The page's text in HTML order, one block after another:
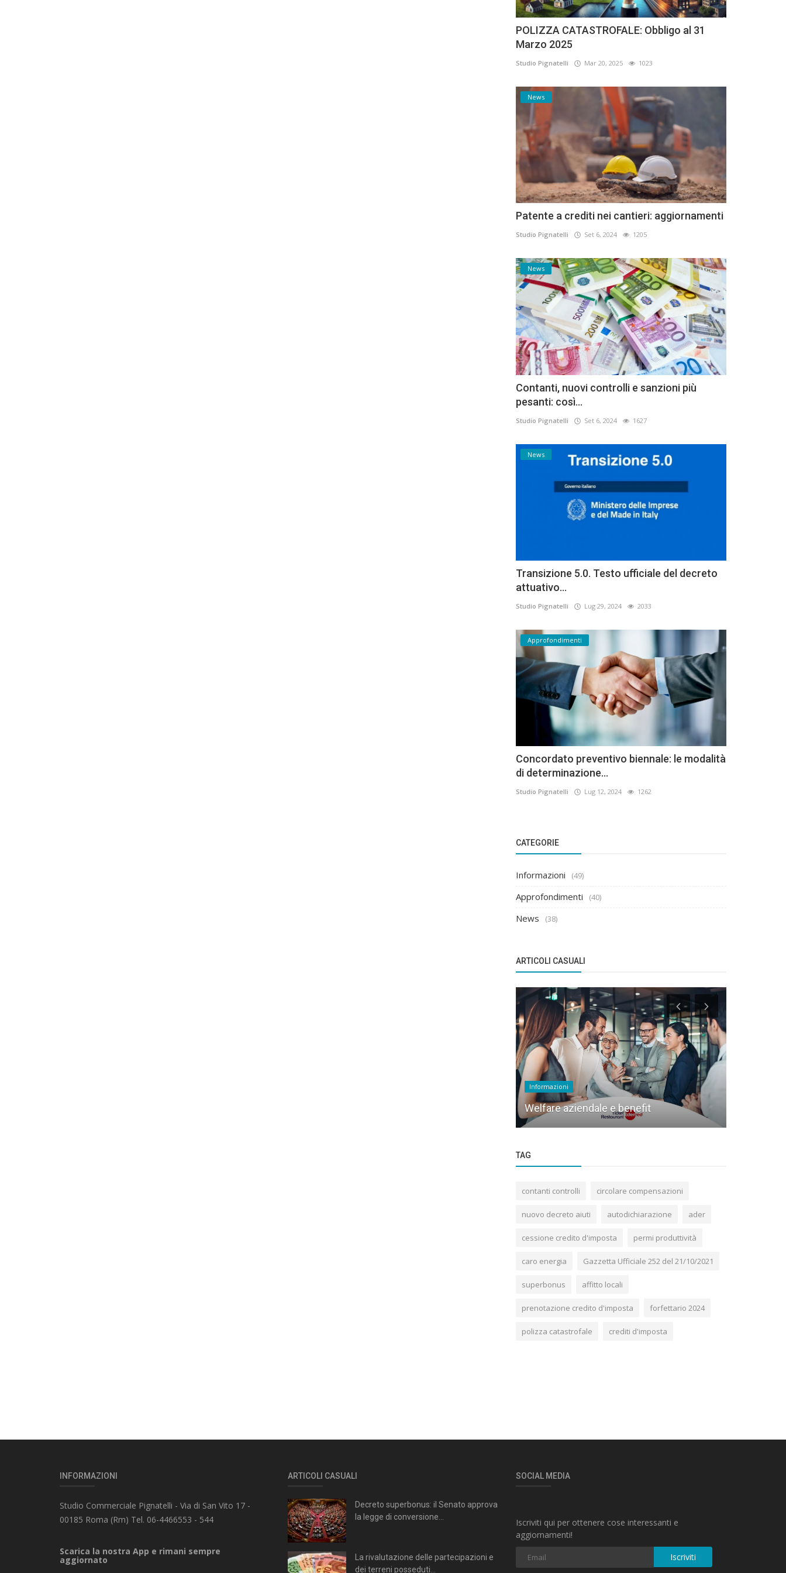
POLIZZA CATASTROFALE: Obbligo al 31
Marzo 2025
Studio Pignatelli Mar 20, 2025 1023
News
Patente a crediti nei cantieri: aggiornamenti
Studio Pignatelli Set 6, 2024 1205
News
Contanti, nuovi controlli e sanzioni più
pesanti: così...
Studio Pignatelli Set 6, 2024 1627
News
Transizione 5.0. Testo ufficiale del decreto
attuativo...
Studio Pignatelli Lug 29, 2024 2033
Approfondimenti
Concordato preventivo biennale: le modalità
di determinazione...
Studio Pignatelli Lug 12, 2024 1262
CATEGORIE
Informazioni (49)
Approfondimenti (40)
News (38)
ARTICOLI CASUALI
Informazioni
Welfare aziendale e benefit
TAG
contanti controlli circolare compensazioni
nuovo decreto aiuti autodichiarazione ader
cessione credito d'imposta permi produttività
caro energia Gazzetta Ufficiale 252 del 21/10/2021
superbonus affitto locali
prenotazione credito d'imposta forfettario 2024
polizza catastrofale crediti d'imposta
INFORMAZIONI
Studio Commerciale Pignatelli - Via di San Vito 17 -
00185 Roma (Rm) Tel. 06-4466553 - 544
Scarica la nostra App e rimani sempre
aggiornato
ARTICOLI CASUALI
Decreto superbonus: il Senato approva
la legge di conversione...
La rivalutazione delle partecipazioni e
dei terreni posseduti...
SOCIAL MEDIA
Iscriviti qui per ottenere cose interessanti e
aggiornamenti!
Iscriviti